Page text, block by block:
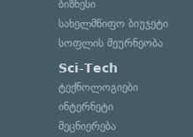
ბიზნესი
სახელმწიფო ბიუჯეტი
სოფლის მეურნეობა
Sci-Tech
ტექნოლოგიები
ინტერნეტი
მეცნიერება